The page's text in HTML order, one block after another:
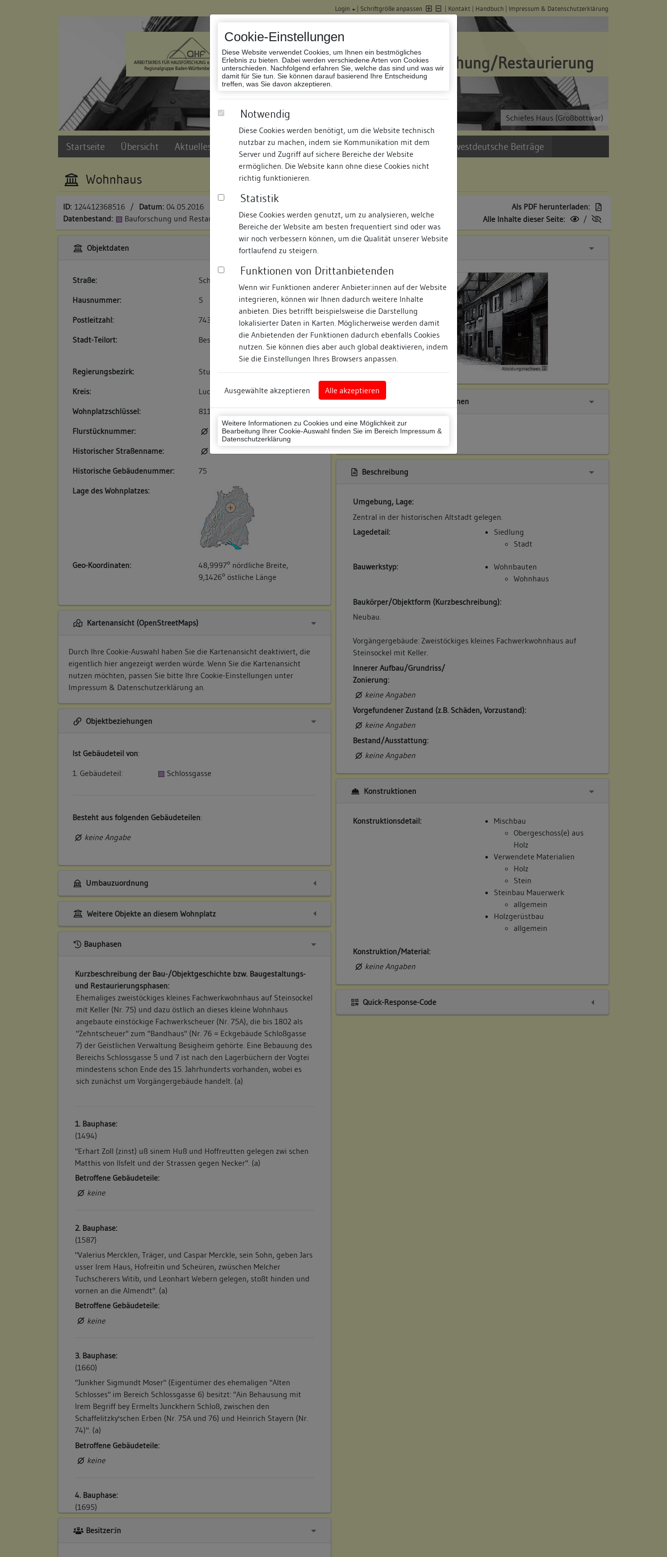
Cookie-Einstellungen
Diese Website verwendet Cookies, um Ihnen ein bestmögliches
Erlebnis zu bieten. Dabei werden verschiedene Arten von Cookies
unterschieden. Nachfolgend erfahren Sie, welche das sind und was wir
damit für Sie tun. Sie können darauf basierend Ihre Entscheidung
treffen, was Sie davon akzeptieren.
Notwendig
Diese Cookies werden benötigt, um die Website technisch
nutzbar zu machen, indem sie Kommunikation mit dem
Server und Zugriff auf sichere Bereiche der Website
ermöglichen. Die Website kann ohne diese Cookies nicht
richtig funktionieren.
Statistik
Diese Cookies werden genutzt, um zu analysieren, welche
Bereiche der Website am besten frequentiert sind oder was
wir noch verbessern können, um die Qualität unserer Website
fortlaufend zu steigern.
Funktionen von Drittanbietenden
Wenn wir Funktionen anderer Anbieter:innen auf der Website
integrieren, können wir Ihnen dadurch weitere Inhalte
anbieten. Dies betrifft beispielsweise die Darstellung
lokalisierter Daten in Karten. Möglicherweise werden damit
die Anbietenden der Funktionen dadurch ebenfalls Cookies
nutzen. Sie können dies aber auch global deaktivieren, indem
Sie die Einstellungen Ihres Browsers anpassen.
Ausgewählte akzeptieren Alle akzeptieren
Weitere Informationen zu Cookies und eine Möglichkeit zur
Bearbeitung Ihrer Cookie-Auswahl finden Sie im Bereich Impressum &
Datenschutzerklärung
Login | Schriftgröße anpassen | Kontakt | Handbuch | Impressum & Datenschutzerklärung
Schiefes Haus (Großbottwar)
Datenbank Bauforschung/Restaurierung
Startseite Übersicht Aktuelles und Termine Suche Freie Bauforscher:innen Südwestdeutsche Beiträge
Wohnhaus
ID: 124412368516 / Datum: 04.05.2016
Datenbestand:
Bauforschung und Restaurierung
Als PDF herunterladen:
Alle Inhalte dieser Seite:
/
Objektdaten
Straße:
Schlossgasse
Hausnummer:
5
Postleitzahl:
74354
Stadt-Teilort:
Besigheim
Regierungsbezirk:
Stuttgart
Kreis:
Ludwigsburg (Landkreis)
Wohnplatzschlüssel:
8118007001
Flurstücknummer:
keine
Historischer Straßenname:
keiner
Historische Gebäudenummer:
75
Lage des Wohnplatzes:
Geo-Koordinaten:
48,9997° nördliche Breite,
9,1426° östliche Länge
Kartenansicht (OpenStreetMaps)
Durch Ihre Cookie-Auswahl haben Sie die Kartenansicht deaktiviert, die
eigentlich hier angezeigt werden würde. Wenn Sie die Kartenansicht
nutzen möchten, passen Sie bitte Ihre Cookie-Einstellungen unter
Impressum & Datenschutzerklärung an.
Objektbeziehungen
Ist Gebäudeteil von:
1. Gebäudeteil:
Schlossgasse
Besteht aus folgenden Gebäudeteilen:
keine Angabe
Umbauzuordnung
Weitere Objekte an diesem Wohnplatz
Bauphasen
Kurzbeschreibung der Bau-/Objektgeschichte bzw. Baugestaltungs-
und Restaurierungsphasen:
Ehemaliges zweistöckiges kleines Fachwerkwohnhaus auf Steinsockel
mit Keller (Nr. 75) und dazu östlich an dieses kleine Wohnhaus
angebaute einstöckige Fachwerkscheuer (Nr. 75A), die bis 1802 als
"Zehntscheuer" zum "Bandhaus" (Nr. 76 = Eckgebäude Schloßgasse
7) der Geistlichen Verwaltung Besigheim gehörte. Eine Bebauung des
Bereichs Schlossgasse 5 und 7 ist nach den Lagerbüchern der Vogtei
mindestens schon Ende des 15. Jahrhunderts vorhanden, wobei es
sich zunächst um Vorgängergebäude handelt. (a)
1. Bauphase:
(1494)
"Erhart Zoll (zinst) uß sinem Huß und Hoffreutten gelegen zwi schen
Matthis von Ilsfelt und der Strassen gegen Necker". (a)
Betroffene Gebäudeteile:
keine
2. Bauphase:
(1587)
"Valerius Mercklen, Träger, und Caspar Merckle, sein Sohn, geben Jars
usser Irem Haus, Hofreitin und Scheüren, zwüschen Melcher
Tuchscherers Witib, und Leonhart Webern gelegen, stoßt hinden und
vornen an die Almendt". (a)
Betroffene Gebäudeteile:
keine
3. Bauphase:
(1660)
"Junkher Sigmundt Moser" (Eigentümer des ehemaligen "Alten
Schlosses" im Bereich Schlossgasse 6) besitzt: "Ain Behausung mit
Irem Begriff bey Ermelts Junckhern Schloß, zwischen den
Schaffelitzky'schen Erben (Nr. 75A und 76) und Heinrich Stayern (Nr.
74)". (a)
Betroffene Gebäudeteile:
keine
4. Bauphase:
(1695)
den Schneider Hans App: "Eine Behausung mit ihrem Bergiff bei dem
Besitzer:in
Abbildungsnachweis
Zugeordnete Dokumentationen
Besigheimer Häuserbuch
Beschreibung
Umgebung, Lage:
Zentral in der historischen Altstadt gelegen.
Lagedetail:
Siedlung
Stadt
Bauwerkstyp:
Wohnbauten
Wohnhaus
Baukörper/Objektform (Kurzbeschreibung):
Neubau.
Vorgängergebäude: Zweistöckiges kleines Fachwerkwohnhaus auf
Steinsockel mit Keller.
Innerer Aufbau/Grundriss/
Zonierung:
keine Angaben
Vorgefundener Zustand (z.B. Schäden, Vorzustand):
keine Angaben
Bestand/Ausstattung:
keine Angaben
Konstruktionen
Konstruktionsdetail:
Mischbau
Obergeschoss(e) aus
Holz
Verwendete Materialien
Holz
Stein
Steinbau Mauerwerk
allgemein
Holzgerüstbau
allgemein
Konstruktion/Material:
keine Angaben
Quick-Response-Code